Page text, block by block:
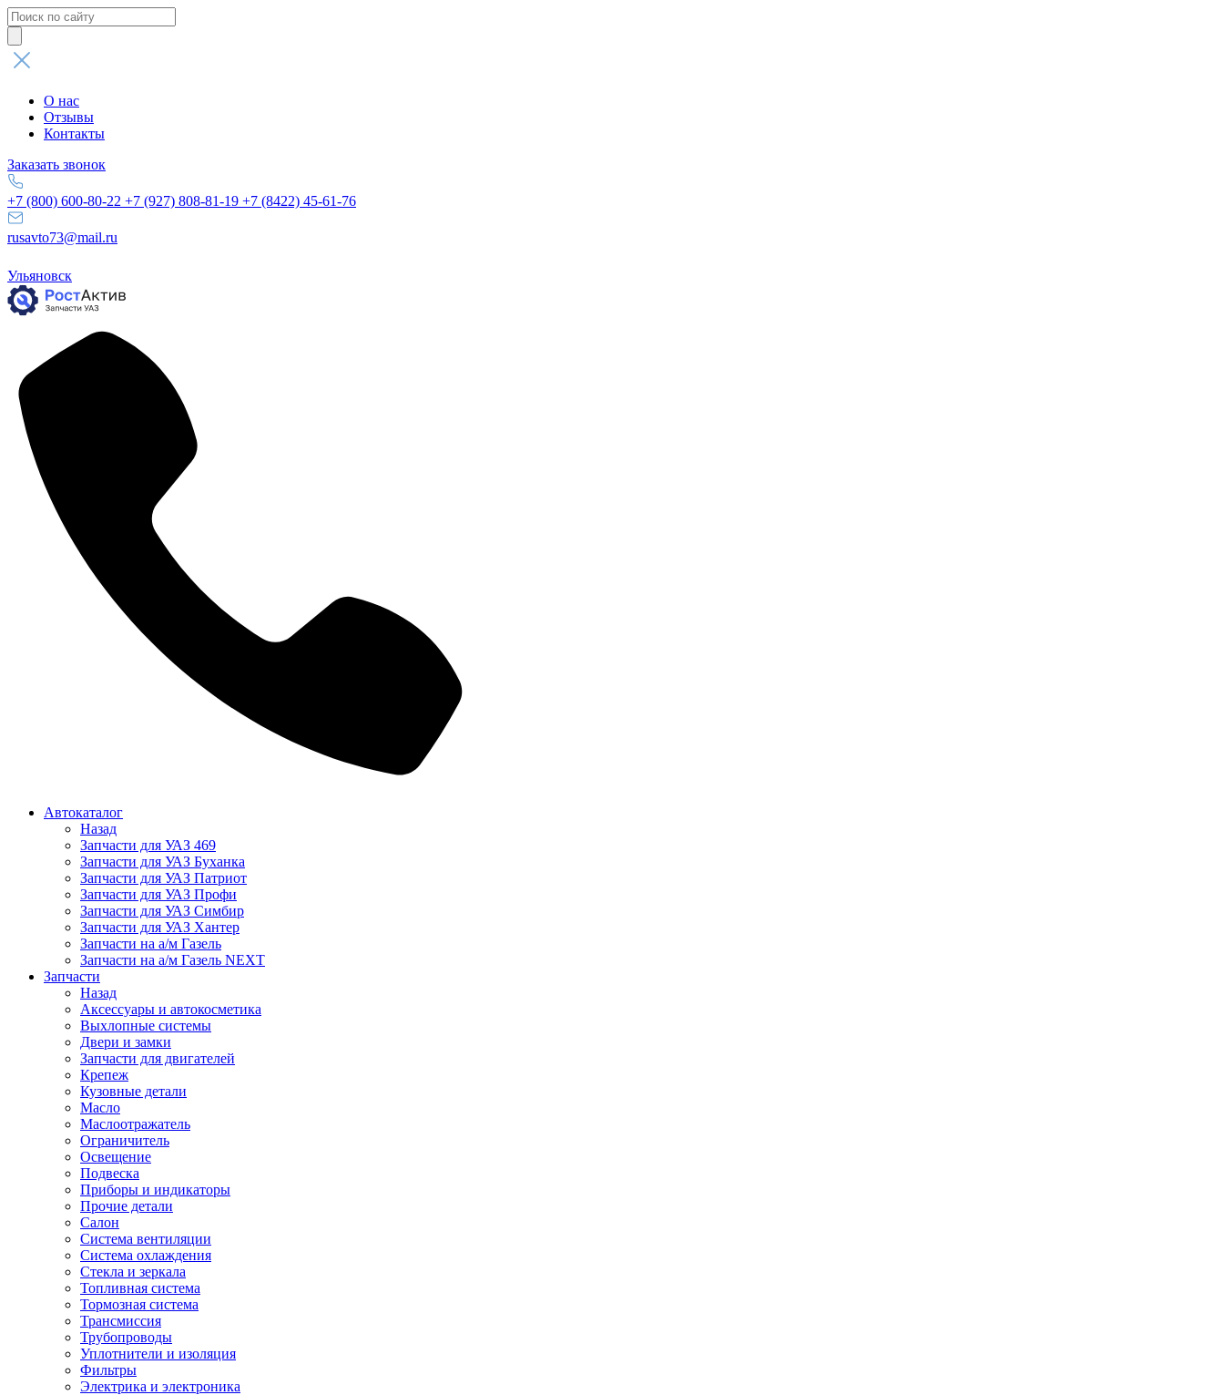
Поиск
товаров
О нас
Отзывы
Контакты
Заказать звонок
+7 (800) 600-80-22 +7 (927) 808-81-19 +7 (8422) 45-61-76
rusavto73@mail.ru
Ульяновск
Автокаталог
Назад
Запчасти для УАЗ 469
Запчасти для УАЗ Буханка
Запчасти для УАЗ Патриот
Запчасти для УАЗ Профи
Запчасти для УАЗ Симбир
Запчасти для УАЗ Хантер
Запчасти на а/м Газель
Запчасти на а/м Газель NEXT
Запчасти
Назад
Аксессуары и автокосметика
Выхлопные системы
Двери и замки
Запчасти для двигателей
Крепеж
Кузовные детали
Масло
Маслоотражатель
Ограничитель
Освещение
Подвеска
Приборы и индикаторы
Прочие детали
Салон
Система вентиляции
Система охлаждения
Стекла и зеркала
Топливная система
Тормозная система
Трансмиссия
Трубопроводы
Уплотнители и изоляция
Фильтры
Электрика и электроника